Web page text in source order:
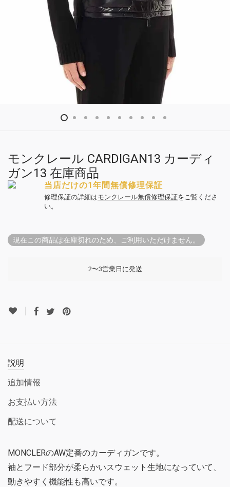
モンクレール CARDIGAN13 カーディ
ガン13 在庫商品
当店だけの1年間無償修理保証
修理保証の詳細はモンクレール無償修理保証をご覧くださ
い。
現在この商品は在庫切れのため、ご利用いただけません。
2〜3営業日に発送
説明
追加情報
お支払い方法
配送について
MONCLERのAW定番のカーディガンです。
袖とフード部分が柔らかいスウェット生地になっていて、
動きやすく機能性も高いです。